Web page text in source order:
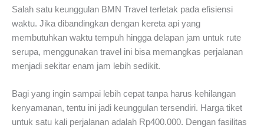
Salah satu keunggulan BMN Travel terletak pada efisiensi
waktu. Jika dibandingkan dengan kereta api yang
membutuhkan waktu tempuh hingga delapan jam untuk rute
serupa, menggunakan travel ini bisa memangkas perjalanan
menjadi sekitar enam jam lebih sedikit.
Bagi yang ingin sampai lebih cepat tanpa harus kehilangan
kenyamanan, tentu ini jadi keunggulan tersendiri. Harga tiket
untuk satu kali perjalanan adalah Rp400.000. Dengan fasilitas